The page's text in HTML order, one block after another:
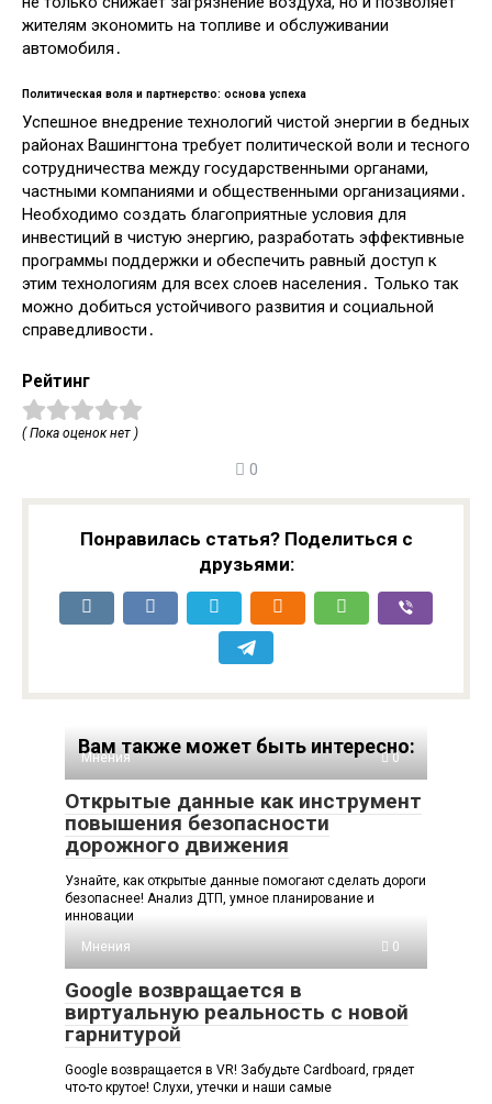
жителям экономить на топливе и обслуживании
автомобиля․
Политическая воля и партнерство: основа успеха
Успешное внедрение технологий чистой энергии в бедных
районах Вашингтона требует политической воли и тесного
сотрудничества между государственными органами,
частными компаниями и общественными организациями․
Необходимо создать благоприятные условия для
инвестиций в чистую энергию, разработать эффективные
программы поддержки и обеспечить равный доступ к
этим технологиям для всех слоев населения․ Только так
можно добиться устойчивого развития и социальной
справедливости․
Рейтинг
( Пока оценок нет )
0
Понравилась статья? Поделиться с
друзьями:
Вам также может быть интересно:
Мнения 0
Открытые данные как инструмент
повышения безопасности
дорожного движения
Узнайте, как открытые данные помогают сделать дороги
безопаснее! Анализ ДТП, умное планирование и
инновации
Мнения
0
Google возвращается в
виртуальную реальность с новой
гарнитурой
Google возвращается в VR! Забудьте Cardboard, грядет
что-то крутое! Слухи, утечки и наши самые